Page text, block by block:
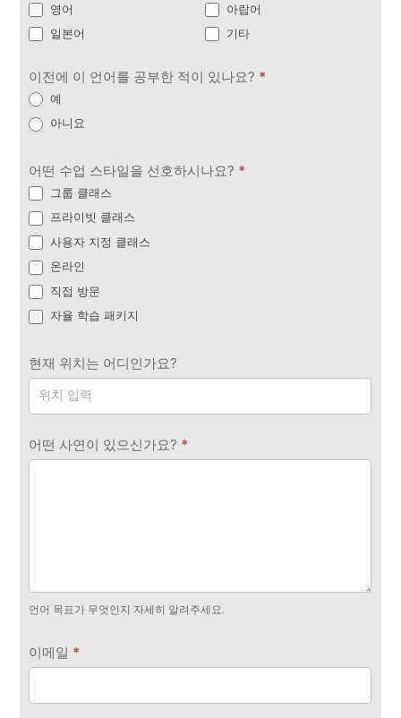
영어
아랍어
일본어
기타
이전에 이 언어를 공부한 적이 있나요? *
예
아니요
어떤 수업 스타일을 선호하시나요? *
그룹 클래스
프라이빗 클래스
사용자 지정 클래스
온라인
직접 방문
자율 학습 패키지
현재 위치는 어디인가요?
어떤 사연이 있으신가요? *
언어 목표가 무엇인지 자세히 알려주세요.
이메일 *